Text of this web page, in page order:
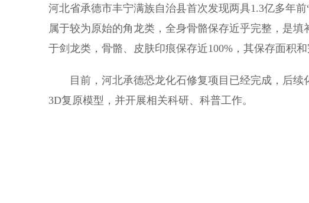
河北省承德市丰宁满族自治县首次发现两具1.3亿多年
属于较为原始的角龙类，全身骨骼保存近乎完整，是
于剑龙类，骨骼、皮肤印痕保存近100%，其保存面积和
目前，河北承德恐龙化石修复项目已经完成，后续
3D复原模型，并开展相关科研、科普工作。